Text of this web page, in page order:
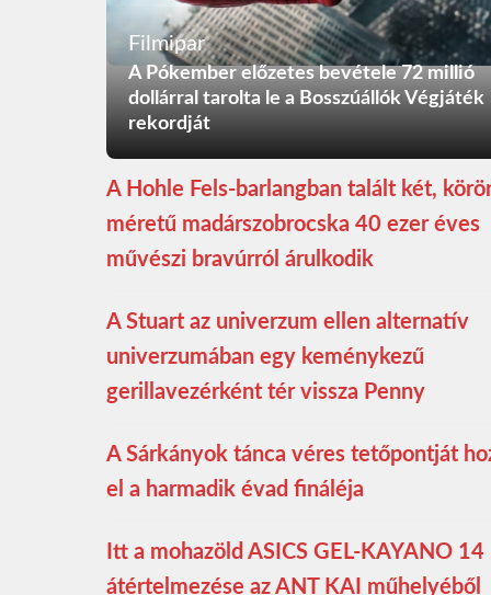
Filmipar
A Pókember előzetes bevétele 72 millió
dollárral tarolta le a Bosszúállók Végjáték
rekordját
A Hohle Fels-barlangban talált két,
méretű madárszobrocska 40 ezer éves
művészi bravúrról árulkodik
A Stuart az univerzum ellen alternatív
univerzumában egy keménykezű
gerillavezérként tér vissza Penny
A Sárkányok tánca véres tetőpontját
el a harmadik évad fináléja
Itt a mohazöld ASICS GEL-KAYANO 14
átértelmezése az ANT KAI műhelyéből